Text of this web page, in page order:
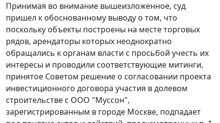
Принимая во внимание вышеизложенное, суд
пришел к обоснованному выводу о том, что
поскольку объекты построены на месте торговых
рядов, арендаторы которых неоднократно
обращались к органам власти с просьбой учесть их
интересы и проводили соответствующие митинги,
принятое Советом решение о согласовании проекта
инвестиционного договора участия в долевом
строительстве с ООО "Муссон",
зарегистрированным в городе Москве, подпадает